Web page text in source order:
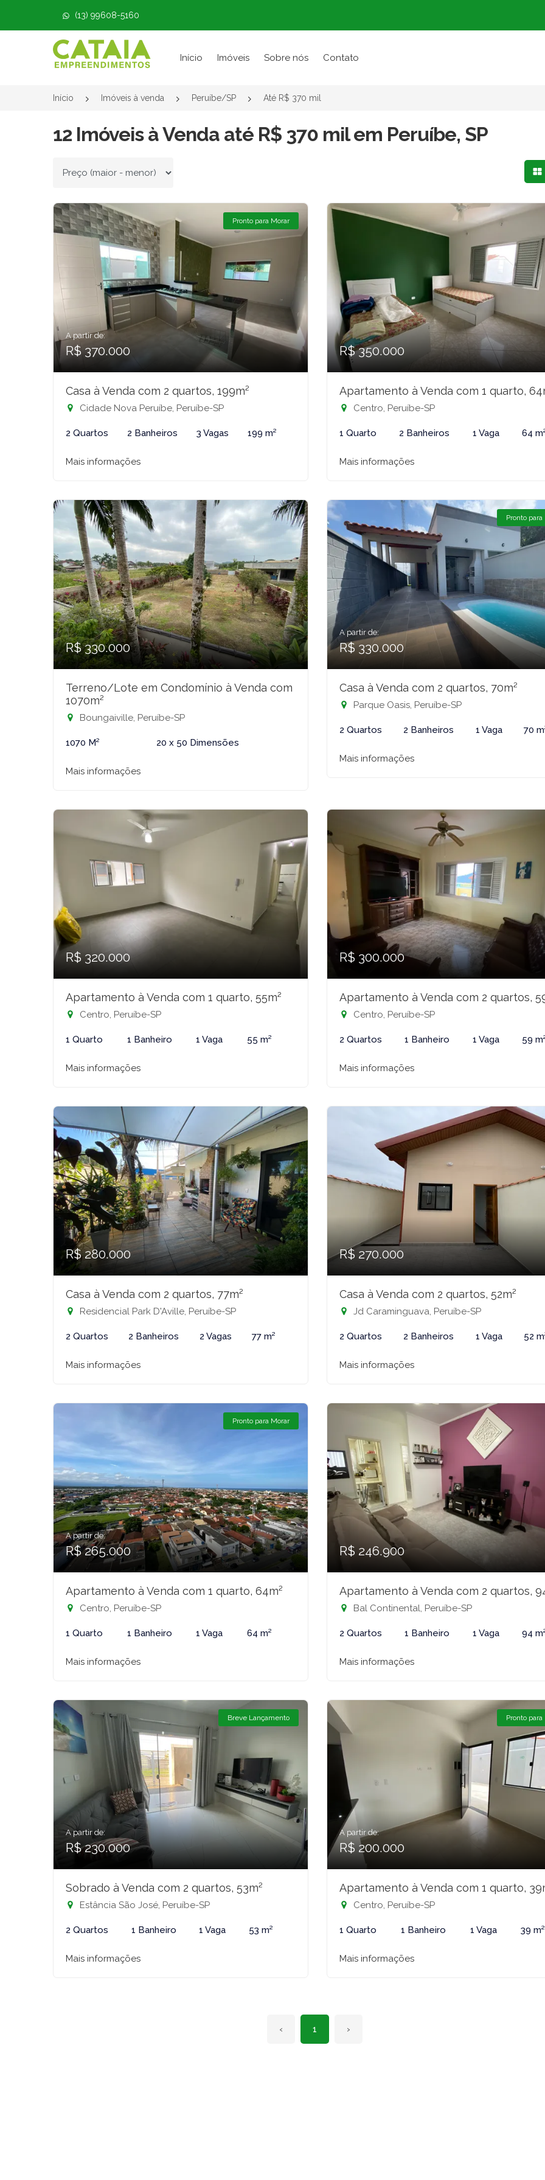
(13) 99608-5160
Página inicial
Início Imóveis Sobre nós Contato
Início Imóveis à venda Peruíbe/SP Até R$ 370 mil
12 Imóveis à Venda até R$ 370 mil em Peruíbe, SP
Ordenar por
Pronto para Morar
A partir de:
R$ 370.000
Casa à Venda com 2 quartos, 199m²
Cidade Nova Peruíbe, Peruíbe-SP
2 Quartos 2 Banheiros 3 Vagas 199 m²
Mais informações
R$ 350.000
Apartamento à Venda com 1 quarto,
Centro, Peruíbe-SP
1 Quarto 2 Banheiros 1 Vaga 64
Mais informações
R$ 330.000
Terreno/Lote em Condomínio à Venda com
1070m²
Boungaiville, Peruíbe-SP
1070 M² 20 x 50 Dimensões
Mais informações
Pronto para
A partir de:
R$ 330.000
Casa à Venda com 2 quartos, 70m²
Parque Oasis, Peruíbe-SP
2 Quartos 2 Banheiros 1 Vaga 70
Mais informações
R$ 320.000
Apartamento à Venda com 1 quarto, 55m²
Centro, Peruíbe-SP
1 Quarto 1 Banheiro 1 Vaga 55 m²
Mais informações
R$ 300.000
Apartamento à Venda com 2 quartos,
Centro, Peruíbe-SP
2 Quartos 1 Banheiro 1 Vaga 59
Mais informações
R$ 280.000
Casa à Venda com 2 quartos, 77m²
Residencial Park D'Aville, Peruíbe-SP
2 Quartos 2 Banheiros 2 Vagas 77 m²
Mais informações
R$ 270.000
Casa à Venda com 2 quartos, 52m²
Jd Caraminguava, Peruíbe-SP
2 Quartos 2 Banheiros 1 Vaga 52
Mais informações
Pronto para Morar
A partir de:
R$ 265.000
Apartamento à Venda com 1 quarto, 64m²
Centro, Peruíbe-SP
1 Quarto 1 Banheiro 1 Vaga 64 m²
Mais informações
R$ 246.900
Apartamento à Venda com 2 quartos,
Bal Continental, Peruíbe-SP
2 Quartos 1 Banheiro 1 Vaga 94
Mais informações
Breve Lançamento
A partir de:
R$ 230.000
Sobrado à Venda com 2 quartos, 53m²
Estância São José, Peruíbe-SP
2 Quartos 1 Banheiro 1 Vaga 53 m²
Mais informações
Pronto para
A partir de:
R$ 200.000
Apartamento à Venda com 1 quarto,
Centro, Peruíbe-SP
1 Quarto 1 Banheiro 1 Vaga 39 m²
Mais informações
‹ 1 ›